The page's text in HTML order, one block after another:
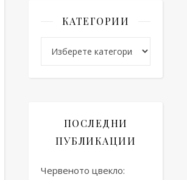
КАТЕГОРИИ
ПОСЛЕДНИ
ПУБЛИКАЦИИ
Червеното цвекло: